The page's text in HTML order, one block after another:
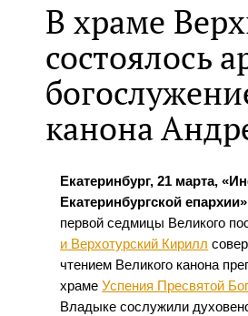
В храме
состоялось
канона
Екатеринбург, 21 марта,
Екатеринбургской
первой седмицы Великого
и Верхотурский Кирилл
чтением Великого канона
храмеУспения Пресвятой
Владыке сослужили